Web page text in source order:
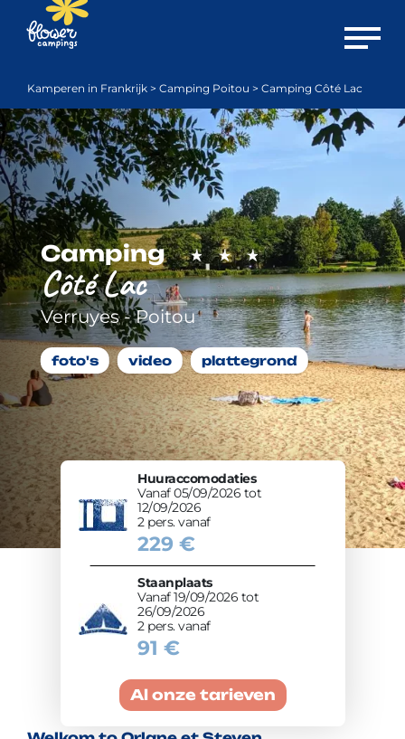
Menu
Kamperen in Frankrijk > Camping Poitou > Camping Côté Lac
Camping
Côté Lac
Verruyes - Poitou
foto's video plattegrond
Huuraccomodaties
Vanaf 05/09/2026 tot
12/09/2026
2 pers. vanaf
229 €
Staanplaats
Vanaf 19/09/2026 tot
26/09/2026
2 pers. vanaf
91 €
Al onze tarieven